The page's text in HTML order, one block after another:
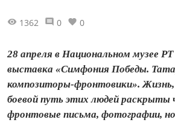
1362 0 0
28 апреля в Национальном музее
выставка «Симфония Победы.
композиторы-фронтовики».
боевой путь этих людей раскрыты
фронтовые письма, фотографии,